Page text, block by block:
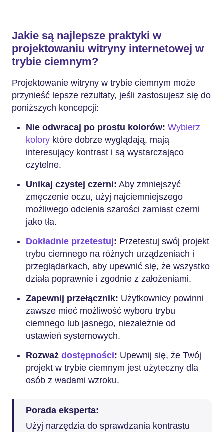
Jakie są najlepsze praktyki w
projektowaniu witryny internetowej w
trybie ciemnym?
Projektowanie witryny w trybie ciemnym może
przynieść lepsze rezultaty, jeśli zastosujesz się do
poniższych koncepcji:
Nie odwracaj po prostu kolorów: Wybierz
kolory które dobrze wyglądają, mają
interesujący kontrast i są wystarczająco
czytelne.
Unikaj czystej czerni: Aby zmniejszyć
zmęczenie oczu, użyj najciemniejszego
możliwego odcienia szarości zamiast czerni
jako tła.
Dokładnie przetestuj: Przetestuj swój projekt
trybu ciemnego na różnych urządzeniach i
przeglądarkach, aby upewnić się, że wszystko
działa poprawnie i zgodnie z założeniami.
Zapewnij przełącznik: Użytkownicy powinni
zawsze mieć możliwość wyboru trybu
ciemnego lub jasnego, niezależnie od
ustawień systemowych.
Rozważ dostępności: Upewnij się, że Twój
projekt w trybie ciemnym jest użyteczny dla
osób z wadami wzroku.
Porada eksperta:
Użyj narzędzia do sprawdzania kontrastu